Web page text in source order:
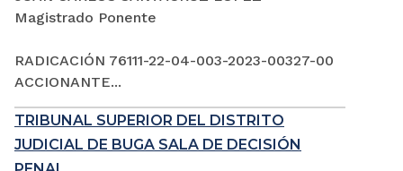
Magistrado Ponente
RADICACIÓN 76111-22-04-003-2023-00327-00
ACCIONANTE...
TRIBUNAL SUPERIOR DEL DISTRITO
JUDICIAL DE BUGA SALA DE DECISIÓN